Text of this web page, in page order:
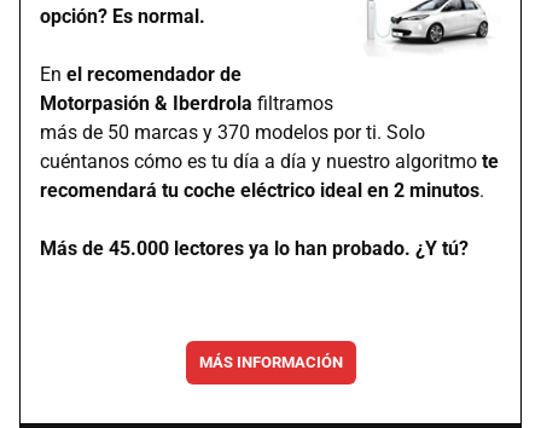
opción? Es normal.
En el recomendador de
Motorpasión & Iberdrola filtramos
más de 50 marcas y 370 modelos por ti. Solo
cuéntanos cómo es tu día a día y nuestro algoritmo te
recomendará tu coche eléctrico ideal en 2 minutos.
Más de 45.000 lectores ya lo han probado. ¿Y tú?
MÁS INFORMACIÓN